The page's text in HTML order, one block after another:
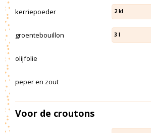
kerriepoeder 2 kl
groentebouillon 3 l
olijfolie
peper en zout
Voor de croutons